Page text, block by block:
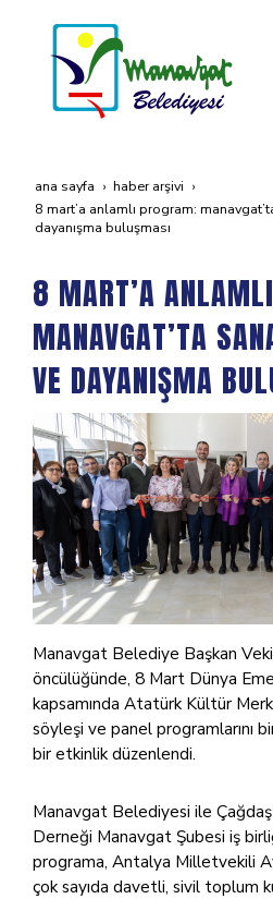
ana sayfa
haber arşivi
8 mart’a anlamli program:
dayanişma buluşmasi
8 MART’A
MANAVGAT’TA
VE DAYANIŞMA
Manavgat Belediye Başkan
öncülüğünde, 8 Mart Dünya
kapsamında Atatürk Kültür
söyleşi ve panel programlarını
bir etkinlik düzenlendi.
Manavgat Belediyesi ile
Derneği Manavgat Şubesi iş
programa, Antalya Milletvekili
çok sayıda davetli, sivil toplum